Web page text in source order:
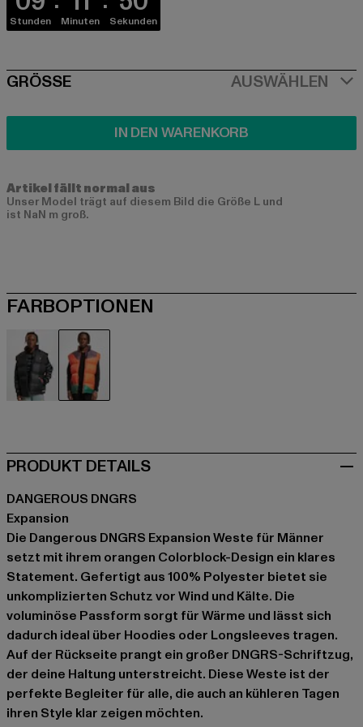
Stunden Minuten Sekunden
SIZE
GRÖSSE AUSWÄHLEN
IN DEN WARENKORB
Artikel fällt normal aus
Unser Model trägt auf diesem Bild die Größe L und
ist NaN m groß.
FARBOPTIONEN
PRODUKT DETAILS
DANGEROUS DNGRS
Expansion
Die Dangerous DNGRS Expansion Weste für Männer
setzt mit ihrem orangen Colorblock-Design ein klares
Statement. Gefertigt aus 100% Polyester bietet sie
unkomplizierten Schutz vor Wind und Kälte. Die
voluminöse Passform sorgt für Wärme und lässt sich
dadurch ideal über Hoodies oder Longsleeves tragen.
Auf der Rückseite prangt ein großer DNGRS-Schriftzug,
der deine Haltung unterstreicht. Diese Weste ist der
perfekte Begleiter für alle, die auch an kühleren Tagen
ihren Style klar zeigen möchten.